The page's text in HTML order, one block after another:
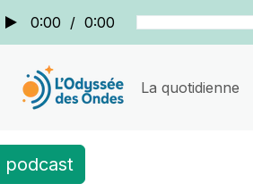
0:00 / 0:00
La quotidienne
podcast